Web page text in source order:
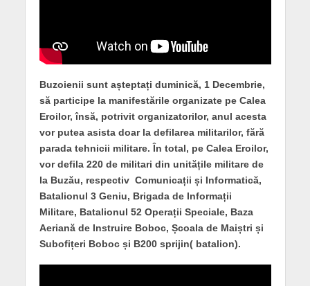
Buzoienii sunt așteptați duminică, 1 Decembrie,
să participe la manifestările organizate pe Calea
Eroilor, însă, potrivit organizatorilor, anul acesta
vor putea asista doar la defilarea militarilor, fără
parada tehnicii militare. În total, pe Calea Eroilor,
vor defila 220 de militari din unitățile militare de
la Buzău, respectiv Comunicații și Informatică,
Batalionul 3 Geniu, Brigada de Informații
Militare, Batalionul 52 Operații Speciale, Baza
Aeriană de Instruire Boboc, Școala de Maiștri și
Subofițeri Boboc și B200 sprijin( batalion).